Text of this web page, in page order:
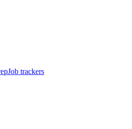
Job trackers